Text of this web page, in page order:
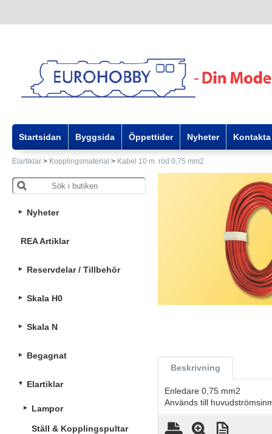
Startsidan Byggsida Öppettider Nyheter
Elartiklar > Kopplingsmaterial > Kabel 10 m. röd 0,75 mm2
Nyheter
REA Artiklar
Reservdelar / Tillbehör
Skala H0
Skala N
Begagnat
Elartiklar
Lampor
Ställ & Kopplingspultar
Beskrivning
Enledare 0,75 mm2
Används till